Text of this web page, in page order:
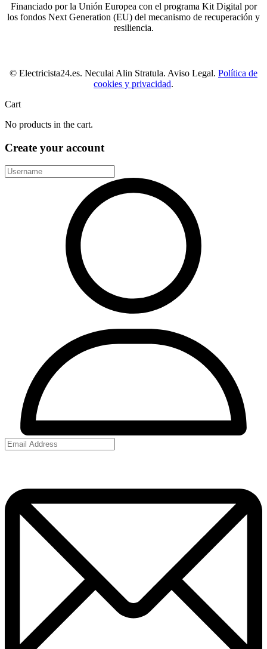
Financiado por la Unión Europea con el programa Kit Digital por
los fondos Next Generation (EU) del mecanismo de recuperación y
resiliencia.
© Electricista24.es. Neculai Alin Stratula. Aviso Legal. Política de
cookies y privacidad.
Cart
No products in the cart.
Create your account